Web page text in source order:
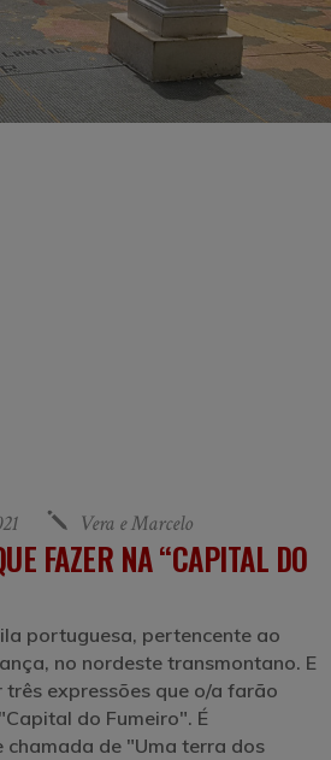
Vera e Marcelo
FAZER NA “CAPITAL DO
portuguesa, pertencente ao
no nordeste transmontano. E
três expressões que o/a farão
do Fumeiro". É
chamada de "Uma terra dos